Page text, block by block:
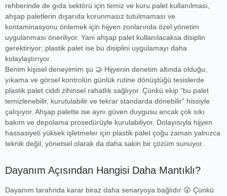
rehberinde de gıda sektörü için temiz ve kuru palet kullanılması,
ahşap paletlerin dışarıda korunmasız tutulmaması ve
kontaminasyonu önlemek için hijyen zonlarında özel yönetim
uygulanması öneriliyor. Yani ahşap palet kullanılacaksa disiplin
gerektiriyor; plastik palet ise bu disiplini uygulamayı daha
kolaylaştırıyor.
Benim kişisel deneyimim şu 🤝 Hijyenin denetim altında olduğu,
yıkama ve görsel kontrolün günlük rutine dönüştüğü tesislerde
plastik palet ciddi zihinsel rahatlık sağlıyor. Çünkü ekip “bu palet
temizlenebilir, kurutulabilir ve tekrar standarda dönebilir” hissiyle
çalışıyor. Ahşap palette ise aynı güven duygusu ancak çok sıkı
bakım ve depolama prosedürüyle kurulabiliyor. Dolayısıyla hijyen
hassasiyeti yüksek işletmeler için plastik palet çoğu zaman yalnızca
teknik değil, yönetsel olarak da daha sakin bir çözüm sunuyor.
Dayanım Açısından Hangisi Daha Mantıklı?
Dayanım tarafında karar biraz daha senaryoya bağlıdır 😮 Çünkü